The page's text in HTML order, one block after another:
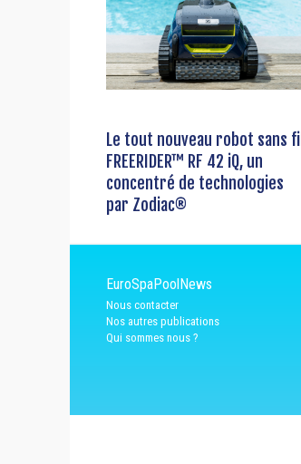
Le tout nouveau robot sans fil
FREERIDER™ RF 42 iQ, un
concentré de technologies
par Zodiac®
EuroSpaPoolNews
Nous contacter
Nos autres publications
Qui sommes nous ?